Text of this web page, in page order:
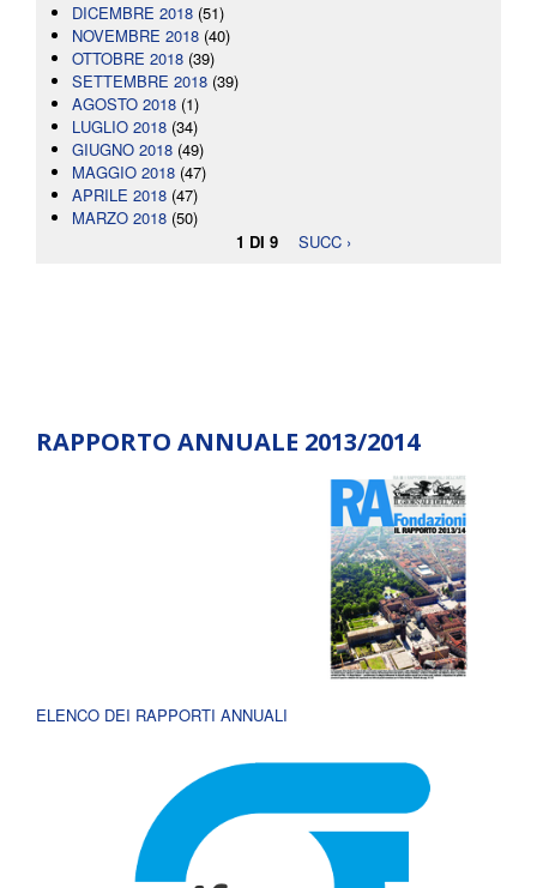
DICEMBRE 2018 (51)
NOVEMBRE 2018 (40)
OTTOBRE 2018 (39)
SETTEMBRE 2018 (39)
AGOSTO 2018 (1)
LUGLIO 2018 (34)
GIUGNO 2018 (49)
MAGGIO 2018 (47)
APRILE 2018 (47)
MARZO 2018 (50)
1 DI 9
SUCC ›
RAPPORTO ANNUALE 2013/2014
ELENCO DEI RAPPORTI ANNUALI